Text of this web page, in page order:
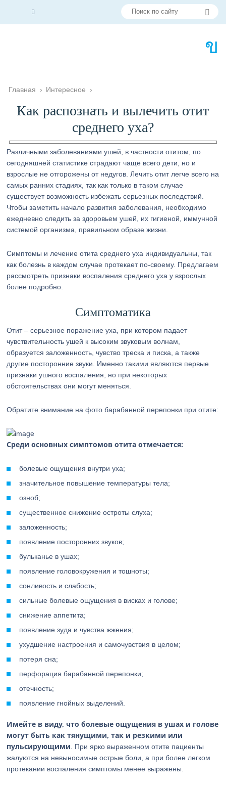
Главная › Интересное ›
Как распознать и вылечить отит
среднего уха?
Различными заболеваниями ушей, в частности отитом, по
сегодняшней статистике страдают чаще всего дети, но и
взрослые не отгорожены от недугов. Лечить отит легче всего на
самых ранних стадиях, так как только в таком случае
существует возможность избежать серьезных последствий.
Чтобы заметить начало развития заболевания, необходимо
ежедневно следить за здоровьем ушей, их гигиеной, иммунной
системой организма, правильном образе жизни.
Симптомы и лечение отита среднего уха индивидуальны, так
как болезнь в каждом случае протекает по-своему. Предлагаем
рассмотреть признаки воспаления среднего уха у взрослых
более подробно.
Симптоматика
Отит – серьезное поражение уха, при котором падает
чувствительность ушей к высоким звуковым волнам,
образуется заложенность, чувство треска и писка, а также
другие посторонние звуки. Именно такими являются первые
признаки ушного воспаления, но при некоторых
обстоятельствах они могут меняться.
Обратите внимание на фото барабанной перепонки при отите:
Среди основных симптомов отита отмечается:
болевые ощущения внутри уха;
значительное повышение температуры тела;
озноб;
существенное снижение остроты слуха;
заложенность;
появление посторонних звуков;
бульканье в ушах;
появление головокружения и тошноты;
сонливость и слабость;
сильные болевые ощущения в висках и голове;
снижение аппетита;
появление зуда и чувства жжения;
ухудшение настроения и самочувствия в целом;
потеря сна;
перфорация барабанной перепонки;
отечность;
появление гнойных выделений.
Имейте в виду, что болевые ощущения в ушах и голове
могут быть как тянущими, так и резкими или
пульсирующими . При ярко выраженном отите пациенты
жалуются на невыносимые острые боли, а при более легком
протекании воспаления симптомы менее выражены.